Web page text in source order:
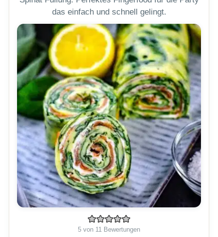
das einfach und schnell gelingt.
5 von 11 Bewertungen